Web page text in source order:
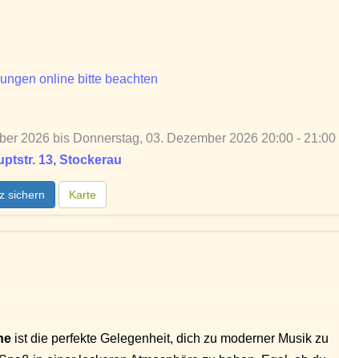
online bitte beachten
2026 bis Donnerstag, 03. Dezember 2026 20:00 - 21:00
13, Stockerau
sichern Karte
ist die perfekte Gelegenheit, dich zu moderner Musik zu